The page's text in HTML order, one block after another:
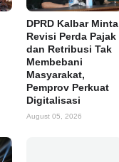
DPRD Kalbar Minta
Revisi Perda Pajak
dan Retribusi Tak
Membebani
Masyarakat,
Pemprov Perkuat
Digitalisasi
August 05, 2026